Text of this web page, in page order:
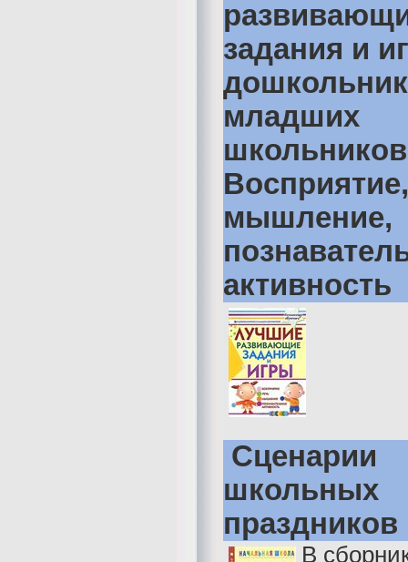
задания и
младших
мышление,
активность
Сценарии
школьных
праздников
В